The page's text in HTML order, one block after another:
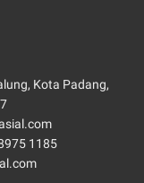
Kota Padang,
1185